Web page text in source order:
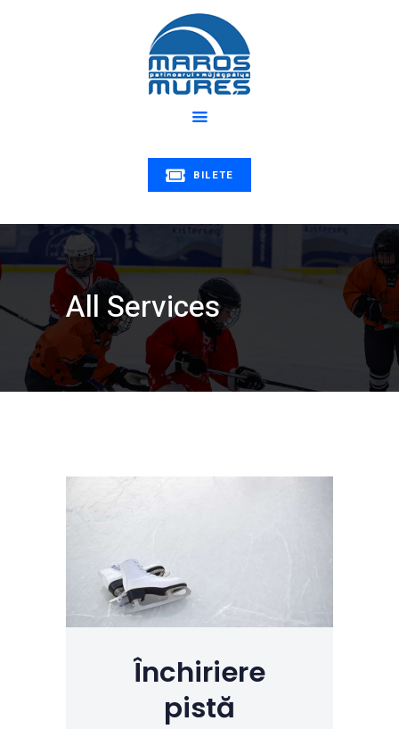
BILETE
All Services
PATINOARUL MUREȘ
Patinoarul Mureș | Maros műjégpálya
Închiriere
pistă